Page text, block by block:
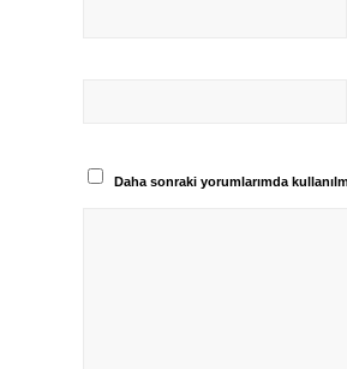
Daha sonraki yorumlarımda